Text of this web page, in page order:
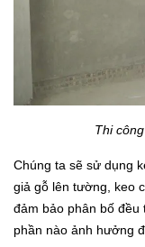
Thi
Chúng ta sẽ sử dụng
giả gỗ lên tường, keo
đảm bảo phân bố đều
phần nào ảnh hưởng